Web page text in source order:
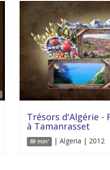
Trésors d'Algérie -
à Tamanrasset
69 min' | Algeria | 2012